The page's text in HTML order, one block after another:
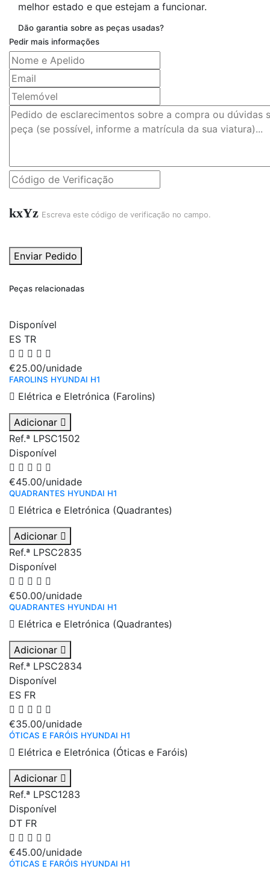
melhor estado e que estejam a funcionar.
Dão garantia sobre as peças usadas?
Pedir mais informações
kxYz Escreva este código de verificação no campo.
Enviar Pedido
Peças relacionadas
Disponível
ES TR
€25.00/unidade
FAROLINS HYUNDAI H1
Elétrica e Eletrónica (Farolins)
Adicionar
Ref.ª LPSC1502
Disponível
€45.00/unidade
QUADRANTES HYUNDAI H1
Elétrica e Eletrónica (Quadrantes)
Adicionar
Ref.ª LPSC2835
Disponível
€50.00/unidade
QUADRANTES HYUNDAI H1
Elétrica e Eletrónica (Quadrantes)
Adicionar
Ref.ª LPSC2834
Disponível
ES FR
€35.00/unidade
ÓTICAS E FARÓIS HYUNDAI H1
Elétrica e Eletrónica (Óticas e Faróis)
Adicionar
Ref.ª LPSC1283
Disponível
DT FR
€45.00/unidade
ÓTICAS E FARÓIS HYUNDAI H1